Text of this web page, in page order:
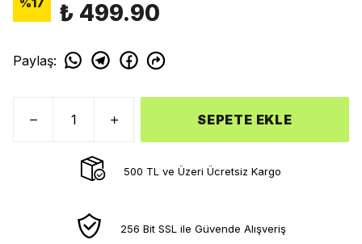
₺ 499.90
Paylaş:
SEPETE EKLE
500 TL ve Üzeri Ücretsiz Kargo
256 Bit SSL ile Güvende Alışveriş